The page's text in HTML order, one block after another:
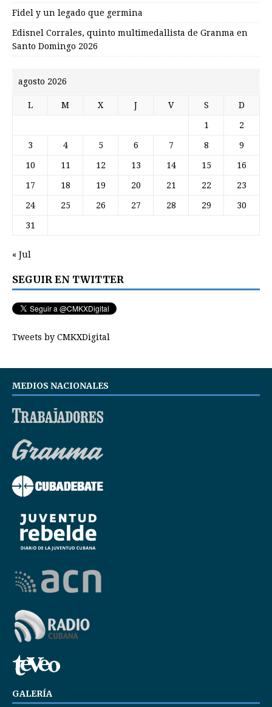
Fidel y un legado que germina
Edisnel Corrales, quinto multimedallista de Granma en
Santo Domingo 2026
agosto 2026
L M X J V S D
1 2
3 4 5 6 7 8 9
10 11 12 13 14 15 16
17 18 19 20 21 22 23
24 25 26 27 28 29 30
31
« Jul
SEGUIR EN TWITTER
Tweets by CMKXDigital
MEDIOS NACIONALES
GALERÍA